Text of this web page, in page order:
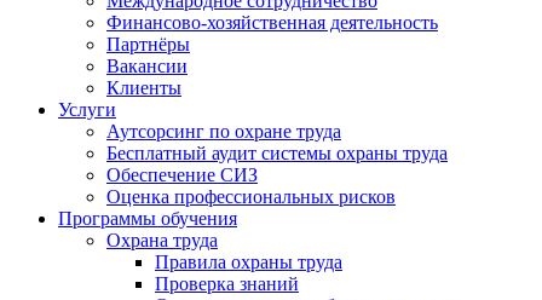
Финансово-хозяйственная деятельность
Партнёры
Вакансии
Клиенты
Услуги
Аутсорсинг по охране труда
Бесплатный аудит системы охраны труда
Обеспечение СИЗ
Оценка профессиональных рисков
Программы обучения
Охрана труда
Правила охраны труда
Проверка знаний